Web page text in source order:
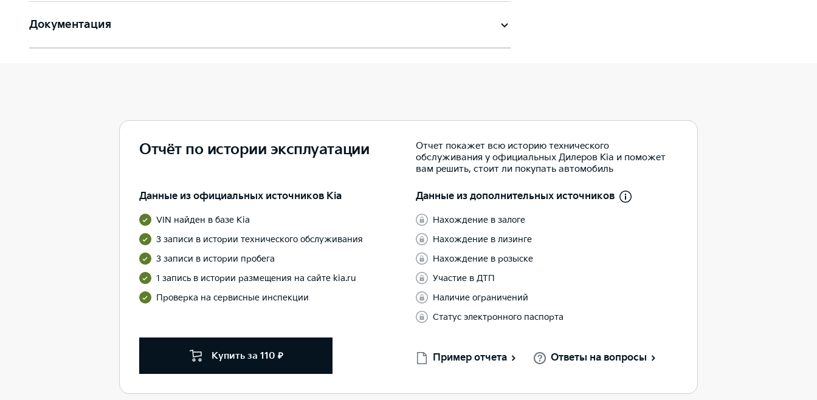
Документация
Отчёт по истории эксплуатации
Отчет покажет всю историю технического
обслуживания у официальных Дилеров Kia и поможет
вам решить, стоит ли покупать автомобиль
Данные из официальных источников Kia
VIN найден в базе Kia
3 записи в истории технического обслуживания
3 записи в истории пробега
1 запись в истории размещения на сайте kia.ru
Проверка на сервисные инспекции
Данные из дополнительных источников
Нахождение в залоге
Нахождение в лизинге
Нахождение в розыске
Участие в ДТП
Наличие ограничений
Статус электронного паспорта
Пример отчета Ответы на вопросы
Купить за 110 ₽